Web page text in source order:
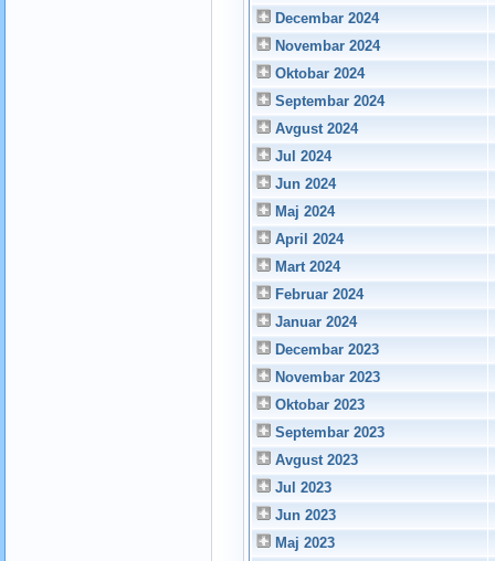
Decembar 2024
Novembar 2024
Oktobar 2024
Septembar 2024
Avgust 2024
Jul 2024
Jun 2024
Maj 2024
April 2024
Mart 2024
Februar 2024
Januar 2024
Decembar 2023
Novembar 2023
Oktobar 2023
Septembar 2023
Avgust 2023
Jul 2023
Jun 2023
Maj 2023